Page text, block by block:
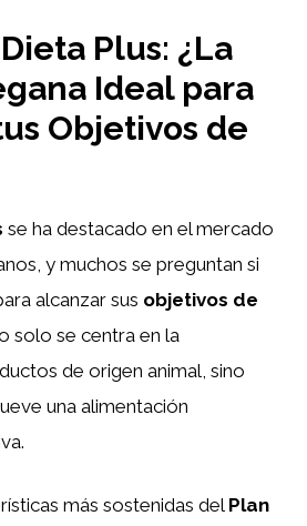
Plus: ¿La
Ideal para
Objetivos de
se ha destacado en el mercado
y muchos se preguntan si
alcanzar sus objetivos de
solo se centra en la
de origen animal, sino
una alimentación
más sostenidas del Plan